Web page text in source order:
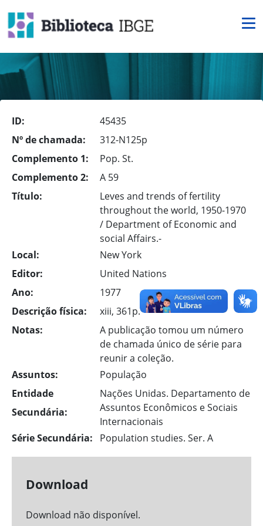
ID:
45435
Nº de chamada:
312-N125p
Complemento 1:
Pop. St.
Complemento 2:
A 59
Título:
Leves and trends of fertility
throughout the world, 1950-1970
/ Department of Economic and
social Affairs.-
Local:
New York
Editor:
United Nations
Ano:
1977
Descrição física:
xiii, 361p.
Notas:
A publicação tomou um número
de chamada único de série para
reunir a coleção.
Assuntos:
População
Entidade
Secundária:
Nações Unidas. Departamento de
Assuntos Econômicos e Sociais
Internacionais
Série Secundária:
Population studies. Ser. A
Download
Download não disponível.